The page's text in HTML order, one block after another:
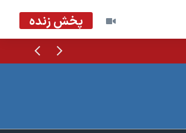
پخش زنده
قبلی